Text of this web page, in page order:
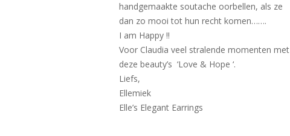
handgemaakte soutache oorbellen, als ze
dan zo mooi tot hun recht komen…….
I am Happy !!
Voor Claudia veel stralende momenten met
deze beauty’s ‘Love & Hope ‘.
Liefs,
Ellemiek
Elle’s Elegant Earrings